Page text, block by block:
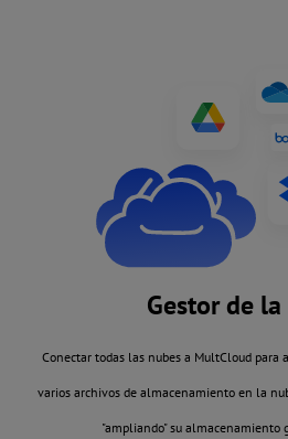
Gestor de
Conectar todas las nubes a MultCloud para
varios archivos de almacenamiento en la
"ampliando" su almacenamiento